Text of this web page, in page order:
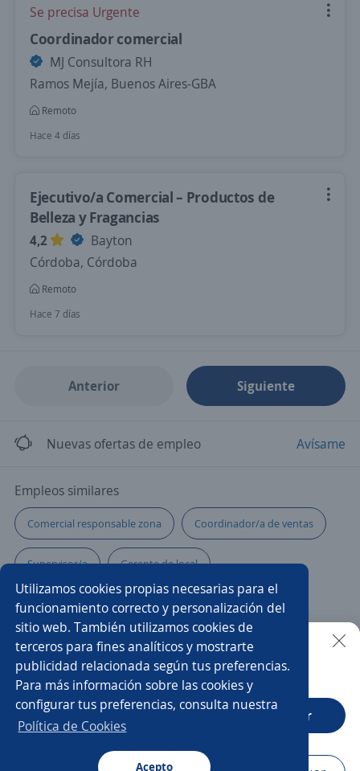
Utilizamos cookies propias necesarias para el
funcionamiento correcto y personalización del
sitio web. También utilizamos cookies de
terceros para fines analíticos y mostrarte
publicidad relacionada según tus preferencias.
Para más información sobre las cookies y
configurar tus preferencias, consulta nuestra
Política de Cookies
Acepto
Se precisa Urgente
Coordinador comercial
MJ Consultora RH
Ramos Mejía, Buenos Aires-GBA
Remoto
Hace 4 días
Ejecutivo/a Comercial – Productos de
Belleza y Fragancias
4,2
Bayton
Córdoba, Córdoba
Remoto
Hace 7 días
Anterior Siguiente
Nuevas ofertas de empleo Avísame
Empleos similares
Comercial responsable zona Coordinador/a de ventas
Supervisor/a Gerente de local
Ejecutivo/a comercial Community manager
Account manager Gerente de sucursal
Gerente de compras Responsables
Gerente comercial
Gerentes de ventas comercial
Buscar es más fácil en la app
CT App Abrir